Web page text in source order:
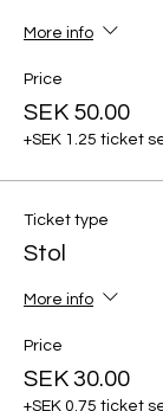
More info
Price
SEK 50.00
+SEK 1.25 ticket
Ticket type
Stol
More info
Price
SEK 30.00
+SEK 0.75 ticket